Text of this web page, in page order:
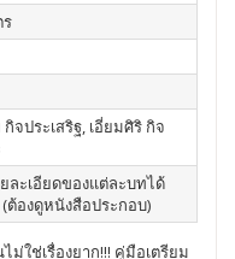
ร
ประเสริฐ, เอี่ยมศิริ กิจ
ละเอียดของแต่ละบทได้
ต้องดูหนังสือประกอบ)
ใช่เรื่องยาก!!! คู่มือเตรียม